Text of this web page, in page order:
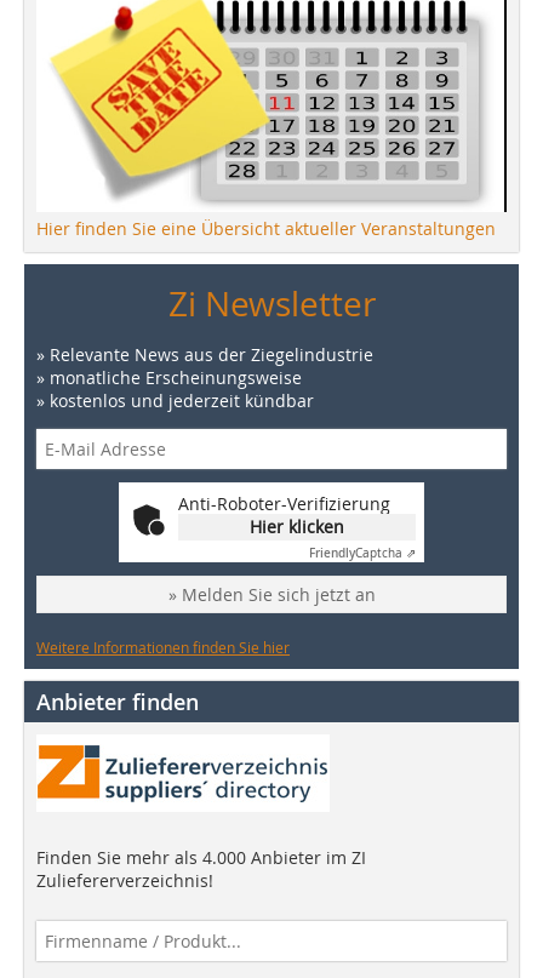
Hier finden Sie eine Übersicht aktueller Veranstaltungen
Zi Newsletter
» Relevante News aus der Ziegelindustrie
» monatliche Erscheinungsweise
» kostenlos und jederzeit kündbar
Anti-Roboter-Verifizierung
Hier klicken
FriendlyCaptcha ⇗
» Melden Sie sich jetzt an
Weitere Informationen finden Sie hier
Anbieter finden
Finden Sie mehr als 4.000 Anbieter im ZI
Zuliefererverzeichnis!